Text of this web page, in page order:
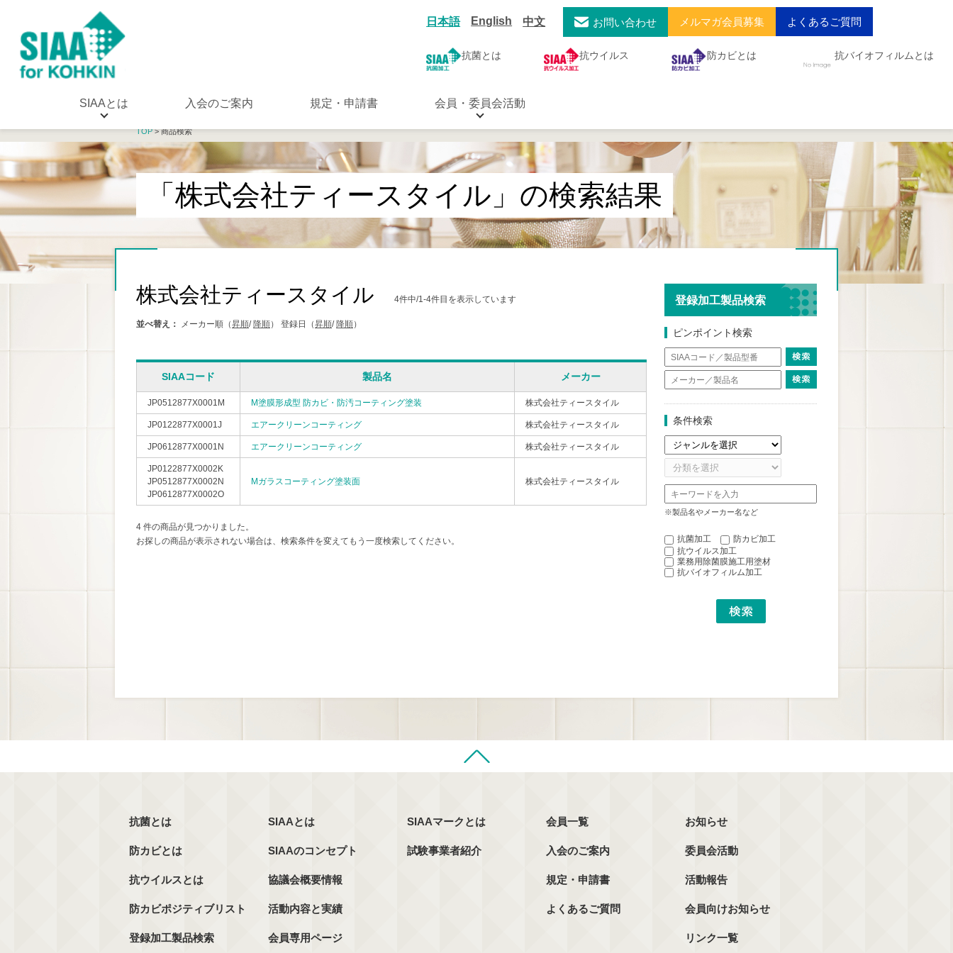
日本語 English 中文 お問い合わせ メルマガ会員募集 よくあるご質問
抗菌とは 抗ウイルス 防カビとは 抗バイオフィルムとは
SIAAとは 入会のご案内 規定・申請書 会員・委員会活動
TOP> 商品検索
「株式会社ティースタイル」の検索結果
株式会社ティースタイル 4件中/1-4件目を表示しています
並べ替え： メーカー順（昇順/ 降順） 登録日（昇順/ 降順）
SIAAコード 製品名 メーカー
JP0512877X0001M M塗膜形成型 防カビ・防汚コーティング塗装 株式会社ティースタイル
JP0122877X0001J エアークリーンコーティング 株式会社ティースタイル
JP0612877X0001N エアークリーンコーティング 株式会社ティースタイル
JP0122877X0002K
JP0512877X0002N
JP0612877X0002O
Mガラスコーティング塗装面 株式会社ティースタイル
4 件の商品が見つかりました。
お探しの商品が表示されない場合は、検索条件を変えてもう一度検索してください。
登録加工製品検索
ピンポイント検索
条件検索
※製品名やメーカー名など
抗菌加工
防カビ加工
抗ウイルス加工
業務用除菌膜施工用塗材
抗バイオフィルム加工
抗菌とは
防カビとは
抗ウイルスとは
防カビポジティブリスト
登録加工製品検索
SIAAとは
SIAAのコンセプト
協議会概要情報
活動内容と実績
会員専用ページ
SIAAマークとは
試験事業者紹介
会員一覧
入会のご案内
規定・申請書
よくあるご質問
お知らせ
委員会活動
活動報告
会員向けお知らせ
リンク一覧